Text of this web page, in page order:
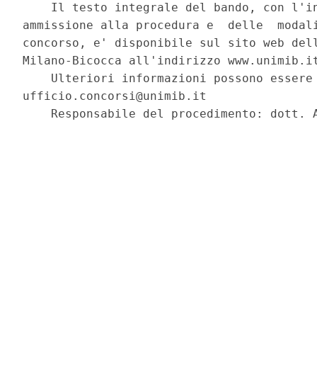
Il testo integrale del bando, con
ammissione alla procedura e  delle
concorso, e' disponibile sul sito web
Milano-Bicocca all'indirizzo
Ulteriori informazioni possono
ufficio.concorsi@unimib.it
Responsabile del procedimento: dott.